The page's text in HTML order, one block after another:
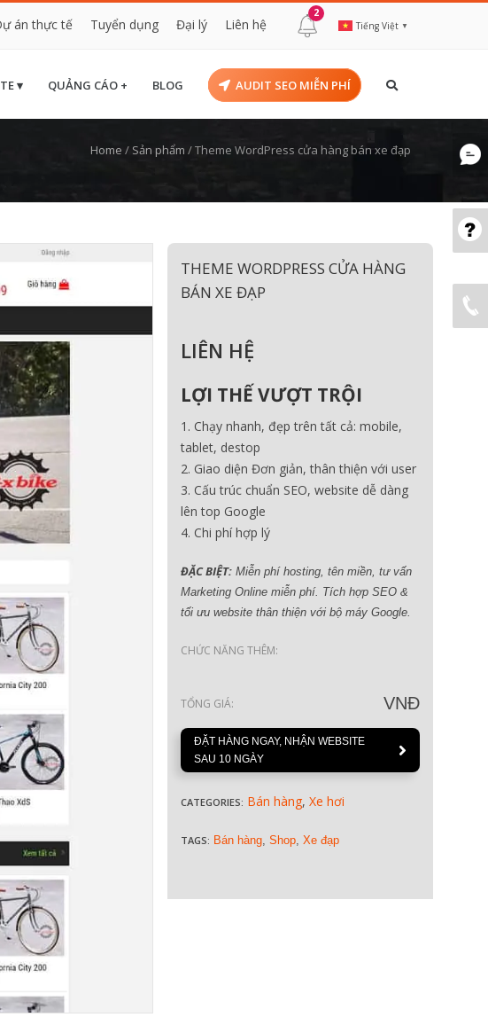
án thực tế Tuyển dụng Đại lý Liên hệ
2
Tiếng Việt ▼
▾ QUẢNG CÁO + BLOG AUDIT SEO MIỄN PHÍ
Home / Sản phẩm /Theme WordPress cửa hàng bán xe đạp
THEME WORDPRESS CỬA HÀNG
BÁN XE ĐẠP
LIÊN HỆ
LỢI THẾ VƯỢT TRỘI
Chạy nhanh, đẹp trên tất cả: mobile,
tablet, destop
Giao diện Đơn giản, thân thiện với user
Cấu trúc chuẩn SEO, website dễ dàng
lên top Google
Chi phí hợp lý
ĐẶC BIỆT: Miễn phí hosting, tên miền, tư vấn
Marketing Online miễn phí. Tích hợp SEO &
tối ưu website thân thiện với bộ máy Google.
CHỨC NĂNG THÊM:
TỔNG GIÁ: VNĐ
ĐẶT HÀNG NGAY, NHẬN WEBSITE
SAU 10 NGÀY
CATEGORIES: Bán hàng, Xe hơi
TAGS: Bán hàng, Shop, Xe đạp